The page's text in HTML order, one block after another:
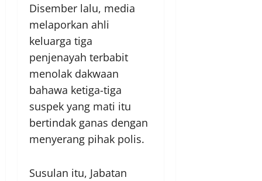
Disember lalu, media
melaporkan ahli
keluarga tiga
penjenayah terbabit
menolak dakwaan
bahawa ketiga-tiga
suspek yang mati itu
bertindak ganas dengan
menyerang pihak polis.
Susulan itu, Jabatan